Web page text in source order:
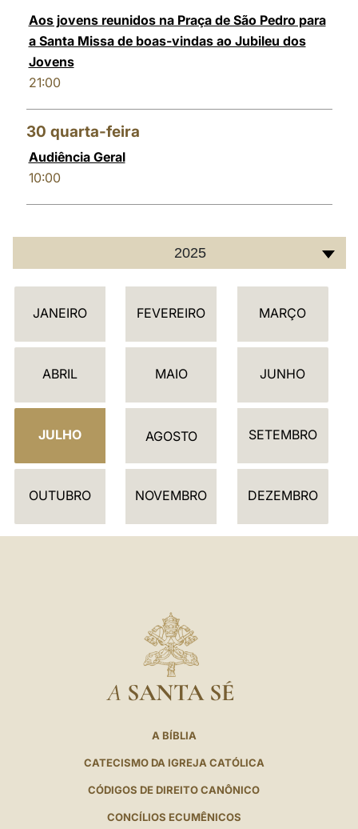
Aos jovens reunidos na Praça de São Pedro para
a Santa Missa de boas-vindas ao Jubileu dos
Jovens
21:00
30 quarta-feira
Audiência Geral
10:00
2025
C
L
D
R
JANEIRO FEVEREIRO MARÇO
ABRIL MAIO JUNHO
JULHO AGOSTO SETEMBRO
OUTUBRO NOVEMBRO DEZEMBRO
A SANTA SÉ
A BÍBLIA
CATECISMO DA IGREJA CATÓLICA
CÓDIGOS DE DIREITO CANÔNICO
CONCÍLIOS ECUMÊNICOS